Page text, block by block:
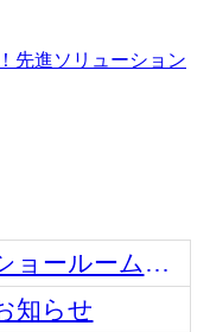
先進ソリューション
ショールームからのお知らせ
知らせ